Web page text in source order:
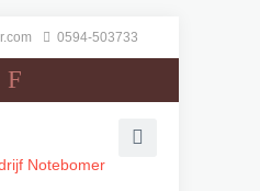
0594-503733
F